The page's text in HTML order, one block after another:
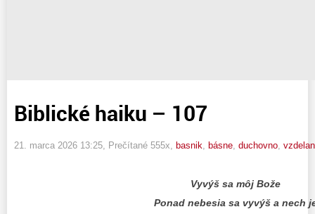
Biblické haiku – 107
21. marca 2026 13:25 , Prečítané 555x, basnik básne duchovno
Vyvýš sa môj Bože
Ponad nebesia sa vyvýš a nech